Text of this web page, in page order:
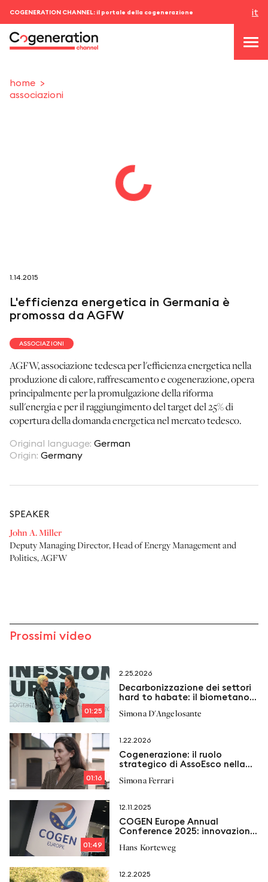
COGENERATION CHANNEL: il portale della cogenerazione it
seguici su
netzerotube
home
associazioni
1.14.2015
L'efficienza energetica in Germania è
promossa da AGFW
ASSOCIAZIONI
AGFW, associazione tedesca per l'efficienza energetica nella
produzione di calore, raffrescamento e cogenerazione, opera
principalmente per la promulgazione della riforma
sull'energia e per il raggiungimento del target del 25% di
copertura della domanda energetica nel mercato tedesco.
Original language: German
Origin: Germany
SPEAKER
John A. Miller
Deputy Managing Director, Head of Energy Management and
Politics,AGFW
Prossimi video
01:25
2.25.2026
Decarbonizzazione dei settori
hard to habate: il biometano
Simona D'Angelosante
01:16
1.22.2026
Cogenerazione: il ruolo
strategico di AssoEsco nella
Simona Ferrari
01:49
12.11.2025
COGEN Europe Annual
Conference 2025: innovazione,
futuro della cogenerazione
Hans Korteweg
12.2.2025